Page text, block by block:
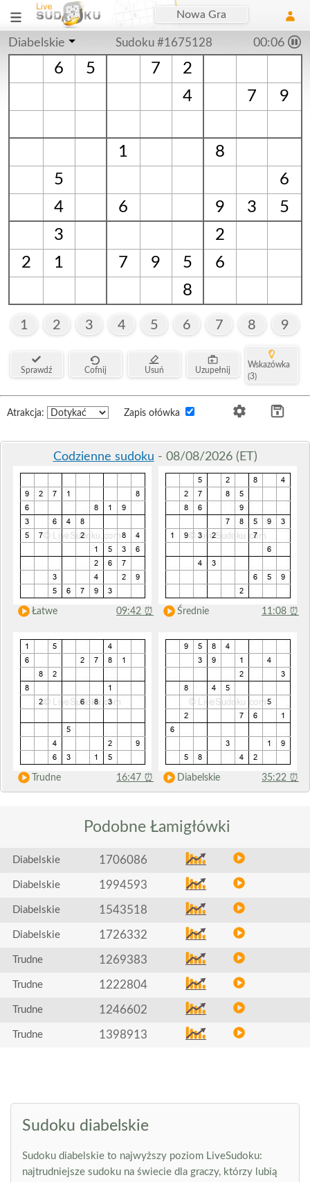
Nowa Gra
Diabelskie Sudoku #1675128 00:06
6 5 7
2
4
7 9
1
8
5
6
4
6 9 3
5
3
2
2
1 7 9 5
6
8
1 2 3 4 5 6 7 8 9
Sprawdź Cofnij Usuń Uzupełnij
Wskazówka
(3)
Atrakcja: Zapis ołówka
Codzienne sudoku - 08/08/2026 (ET)
Łatwe 09:42 ⏰ Średnie 11:08 ⏰
Trudne 16:47 ⏰ Diabelskie 35:22 ⏰
Podobne Łamigłówki
Diabelskie 1706086
Diabelskie 1994593
Diabelskie 1543518
Diabelskie 1726332
Trudne 1269383
Trudne 1222804
Trudne 1246602
Trudne 1398913
Sudoku diabelskie
Sudoku diabelskie to najwyższy poziom LiveSudoku:
najtrudniejsze sudoku na świecie dla graczy, którzy lubią